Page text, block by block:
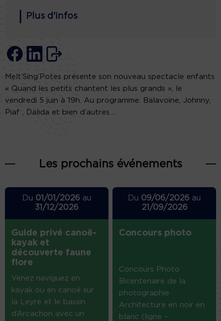
Plus d'infos
Melt’Sing’Potes présente son nouveau spectacle enfants
« Quand les petits chantent les plus grands », le
vendredi 5 juin à 19h. Au programme: Balavoine, Johnny,
Piaf , Dalida et bien d’autres…
Les prochains événements
Du 01/01/2026au
31/12/2026
Guide privé canoë-
kayak et
découverte faune
flore
Venez naviguez en
kayak ou en canoë sur
la Leyre et le bassin
d’Arcachon avec un
Du 09/06/2026 au
21/09/2026
Concours photo
Concours Photo
Bicentenaire de la
photographie
Architecture en noir en
blanc (ligne –